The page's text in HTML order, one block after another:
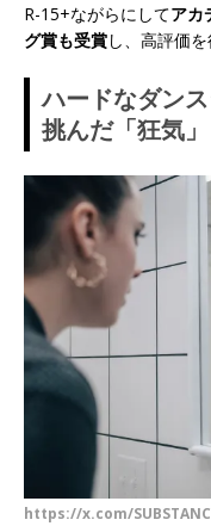
R-15+ながらにしてアカ
グ賞も受賞し、高評価を
ハードなダン
挑んだ「狂気」
https://x.com/